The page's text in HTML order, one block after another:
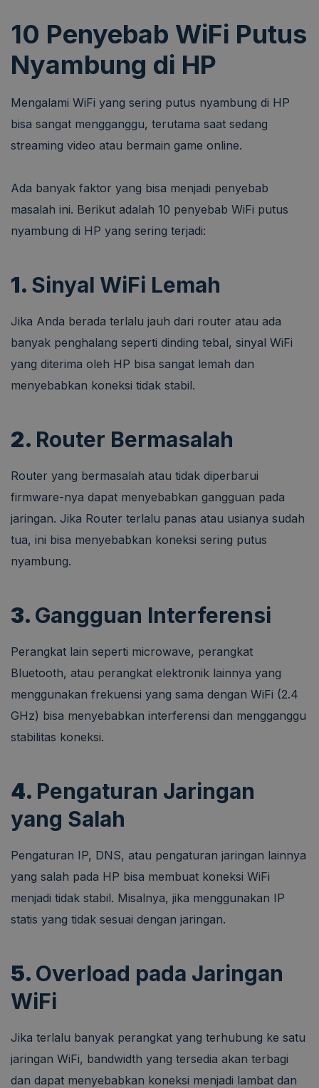
10 Penyebab WiFi Putus
Nyambung di HP
Mengalami WiFi yang sering putus nyambung di HP
bisa sangat mengganggu, terutama saat sedang
streaming video atau bermain game online.
Ada banyak faktor yang bisa menjadi penyebab
masalah ini. Berikut adalah 10 penyebab WiFi putus
nyambung di HP yang sering terjadi:
1. Sinyal WiFi Lemah
Jika Anda berada terlalu jauh dari router atau ada
banyak penghalang seperti dinding tebal, sinyal WiFi
yang diterima oleh HP bisa sangat lemah dan
menyebabkan koneksi tidak stabil.
2. Router Bermasalah
Router yang bermasalah atau tidak diperbarui
firmware-nya dapat menyebabkan gangguan pada
jaringan. Jika Router terlalu panas atau usianya sudah
tua, ini bisa menyebabkan koneksi sering putus
nyambung.
3. Gangguan Interferensi
Perangkat lain seperti microwave, perangkat
Bluetooth, atau perangkat elektronik lainnya yang
menggunakan frekuensi yang sama dengan WiFi (2.4
GHz) bisa menyebabkan interferensi dan mengganggu
stabilitas koneksi.
4. Pengaturan Jaringan
yang Salah
Pengaturan IP, DNS, atau pengaturan jaringan lainnya
yang salah pada HP bisa membuat koneksi WiFi
menjadi tidak stabil. Misalnya, jika menggunakan IP
statis yang tidak sesuai dengan jaringan.
5. Overload pada Jaringan
WiFi
Jika terlalu banyak perangkat yang terhubung ke satu
jaringan WiFi, bandwidth yang tersedia akan terbagi
dan dapat menyebabkan koneksi menjadi lambat dan